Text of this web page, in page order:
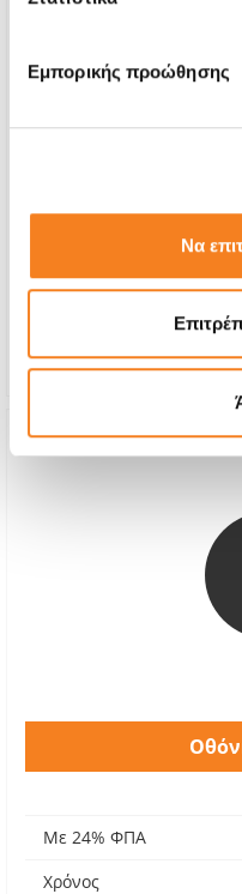
Εμπορικής προώθησης
Να
Εγγύηση
Με 24% ΦΠΑ
Χρόνος